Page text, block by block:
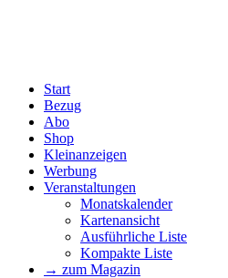
Start
Bezug
Abo
Shop
Kleinanzeigen
Werbung
Veranstaltungen
Monatskalender
Kartenansicht
Ausführliche Liste
Kompakte Liste
→ zum Magazin